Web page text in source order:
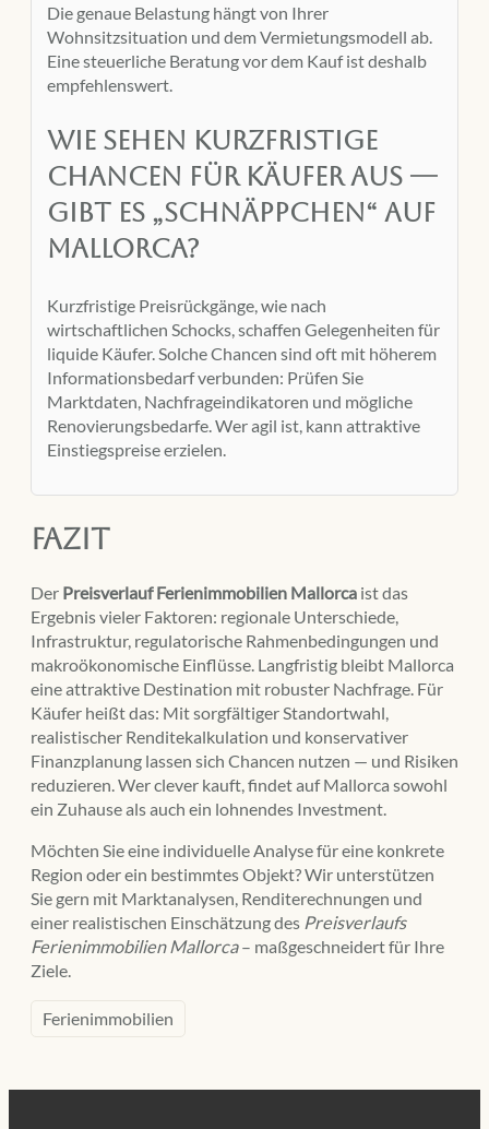
Die genaue Belastung hängt von Ihrer
Wohnsitzsituation und dem Vermietungsmodell ab.
Eine steuerliche Beratung vor dem Kauf ist deshalb
empfehlenswert.
Wie sehen kurzfristige
Chancen für Käufer aus —
gibt es „Schnäppchen“ auf
Mallorca?
Kurzfristige Preisrückgänge, wie nach
wirtschaftlichen Schocks, schaffen Gelegenheiten für
liquide Käufer. Solche Chancen sind oft mit höherem
Informationsbedarf verbunden: Prüfen Sie
Marktdaten, Nachfrageindikatoren und mögliche
Renovierungsbedarfe. Wer agil ist, kann attraktive
Einstiegspreise erzielen.
Fazit
Der Preisverlauf Ferienimmobilien Mallorca ist das
Ergebnis vieler Faktoren: regionale Unterschiede,
Infrastruktur, regulatorische Rahmenbedingungen und
makroökonomische Einflüsse. Langfristig bleibt Mallorca
eine attraktive Destination mit robuster Nachfrage. Für
Käufer heißt das: Mit sorgfältiger Standortwahl,
realistischer Renditekalkulation und konservativer
Finanzplanung lassen sich Chancen nutzen — und Risiken
reduzieren. Wer clever kauft, findet auf Mallorca sowohl
ein Zuhause als auch ein lohnendes Investment.
Möchten Sie eine individuelle Analyse für eine konkrete
Region oder ein bestimmtes Objekt? Wir unterstützen
Sie gern mit Marktanalysen, Renditerechnungen und
einer realistischen Einschätzung des Preisverlaufs
Ferienimmobilien Mallorca– maßgeschneidert für Ihre
Ziele.
Ferienimmobilien